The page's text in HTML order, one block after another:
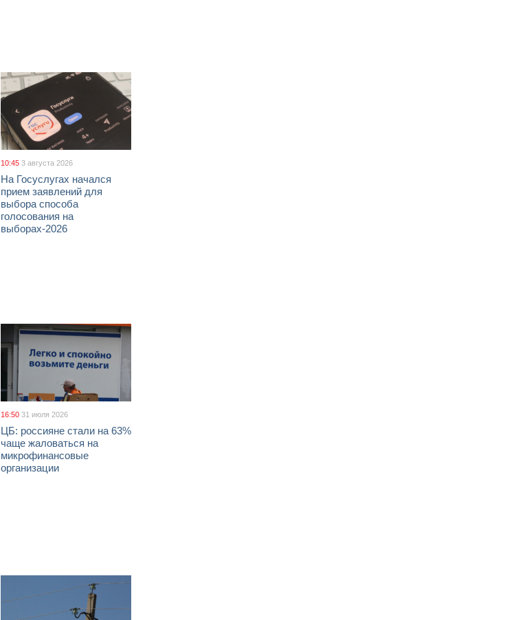
10:45 3 августа 2026
На Госуслугах начался
прием заявлений для
выбора способа
голосования на
выборах-2026
16:50 31 июля 2026
ЦБ: россияне стали на 63%
чаще жаловаться на
микрофинансовые
организации